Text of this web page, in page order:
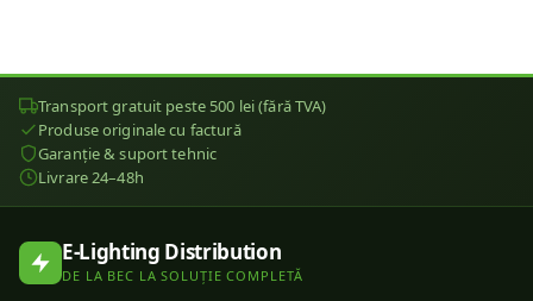
Transport gratuit peste 500 lei (fără TVA)
Produse originale cu factură
Garanție & suport tehnic
Livrare 24–48h
E-Lighting Distribution
DE LA BEC LA SOLUȚIE COMPLETĂ